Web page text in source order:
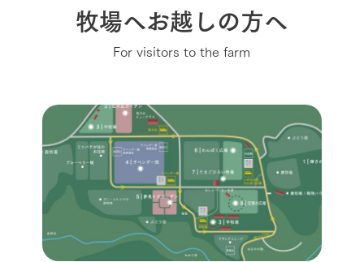
牧場へお越しの方へ
For visitors to the farm